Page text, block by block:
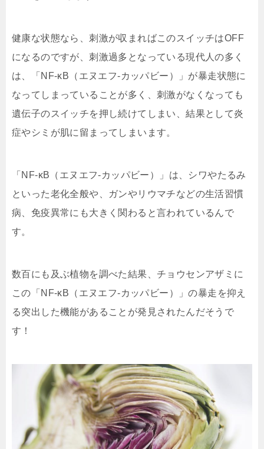
健康な状態なら、刺激が収まればこのスイッチはOFF
になるのですが、刺激過多となっている現代人の多く
は、「NF-κB（エヌエフ-カッパビー）」が暴走状態に
なってしまっていることが多く、刺激がなくなっても
遺伝子のスイッチを押し続けてしまい、結果として炎
症やシミが肌に留まってしまいます。
「NF-κB（エヌエフ-カッパビー）」は、シワやたるみ
といった老化全般や、ガンやリウマチなどの生活習慣
病、免疫異常にも大きく関わると言われているんで
す。
数百にも及ぶ植物を調べた結果、 チョウセンアザミに
この「NF-κB（エヌエフ-カッパビー）」の暴走を抑え
る突出した機能がある ことが発見されたんだそうで
す！